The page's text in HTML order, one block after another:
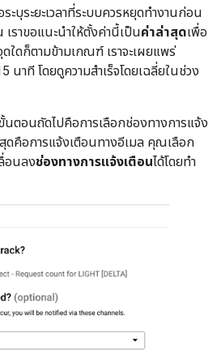
ะบุระยะเวลาที่ระบบควรหยุดทำงานก่อน
ราขอแนะนำให้ตั้งค่านี้เป็นค่าล่าสุดเพื่อ
ใดก็ตามข้ามเกณฑ์ เราจะเผยแพร่
นาที โดยดูความสําเร็จโดยเฉลี่ยในช่วง
นตอนถัดไปคือการเลือกช่องทางการแจ้ง
ดคือการแจ้งเตือนทางอีเมล คุณเลือก
อนลงช่องทางการแจ้งเตือนได้โดยทำ